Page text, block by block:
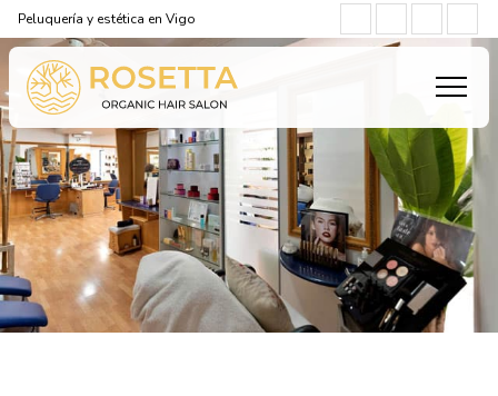
Peluquería y estética en Vigo